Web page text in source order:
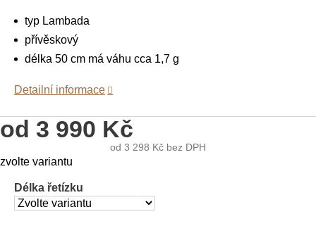
od 3 990 Kč
od 3 298 Kč bez DPH
Měrná
zvolte variantu
Délka řetízku
typ Lambada
přívěskový
délka 50 cm má váhu cca 1,7 g
Detailní informace